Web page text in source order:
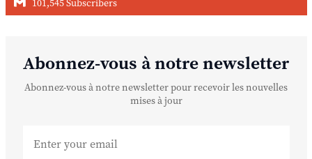
101,545 Subscribers
Abonnez-vous à notre newsletter
Abonnez-vous à notre newsletter pour recevoir les nouvelles
mises à jour